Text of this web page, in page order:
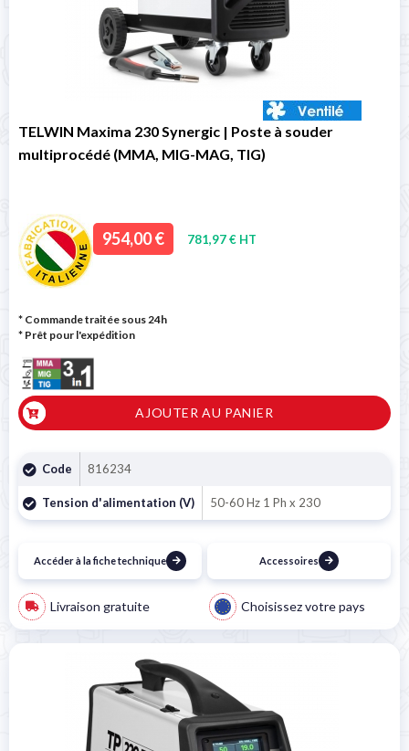
TELWIN Maxima 230 Synergic | Poste à souder
multiprocédé (MMA, MIG-MAG, TIG)
954,00 € 781,97 € HT
* Commande traitée sous 24h
* Prêt pour l'expédition
AJOUTER AU PANIER
Code 816234
Tension d'alimentation (V) 50-60 Hz 1 Ph x 230
Accéder à la fiche technique Accessoires
Livraison gratuite Choisissez votre pays